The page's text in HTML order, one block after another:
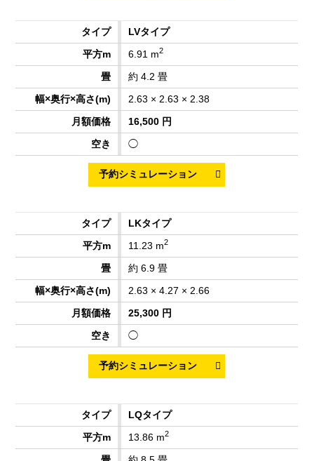
LVタイプ
6.91 m2
約 4.2 畳
2.63 × 2.63 × 2.38
16,500 円
◯
LKタイプ
11.23 m2
約 6.9 畳
2.63 × 4.27 × 2.66
25,300 円
◯
LQタイプ
13.86 m2